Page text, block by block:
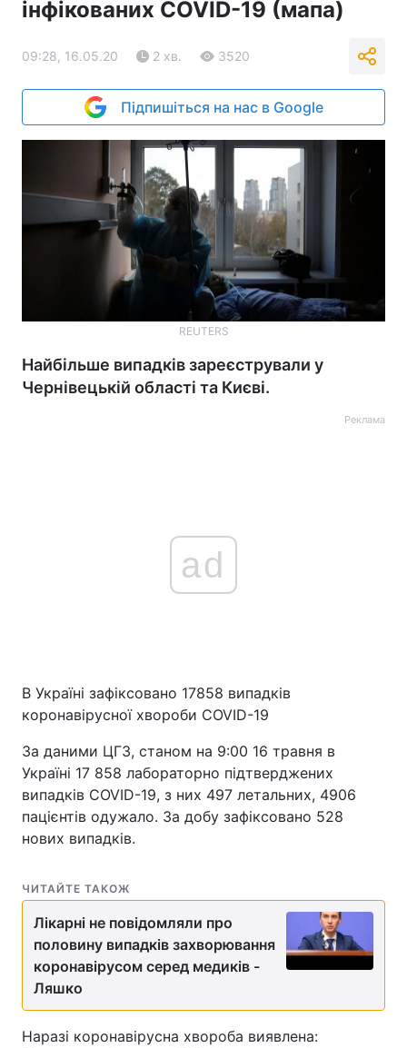
інфікованих COVID-19 (мапа)
09:28, 16.05.20 2 хв. 3520
Підпишіться на нас в Google
REUTERS
Найбільше випадків зареєстрували у
Чернівецькій області та Києві.
Реклама
ad
В Україні зафіксовано 17858 випадків
коронавірусної хвороби COVID-19
За даними ЦГЗ, станом на 9:00 16 травня в
Україні 17 858 лабораторно підтверджених
випадків COVID-19, з них 497 летальних, 4906
пацієнтів одужало. За добу зафіксовано 528
нових випадків.
ЧИТАЙТЕ ТАКОЖ
Лікарні не повідомляли про
половину випадків захворювання
коронавірусом серед медиків -
Ляшко
Наразі коронавірусна хвороба виявлена: